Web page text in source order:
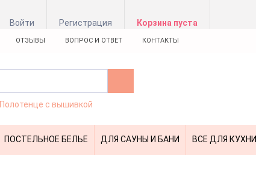
Войти Регистрация Корзина пуста
ОТЗЫВЫ ВОПРОС И ОТВЕТ КОНТАКТЫ
Полотенце с вышивкой
ПОСТЕЛЬНОЕ БЕЛЬЕ ДЛЯ САУНЫ И БАНИ ВСЕ ДЛЯ КУХНИ